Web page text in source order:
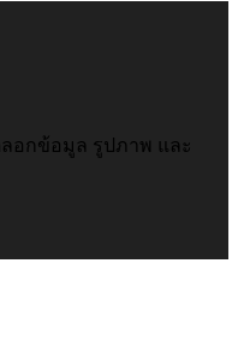
ลอกข้อมูล รูปภาพ และ